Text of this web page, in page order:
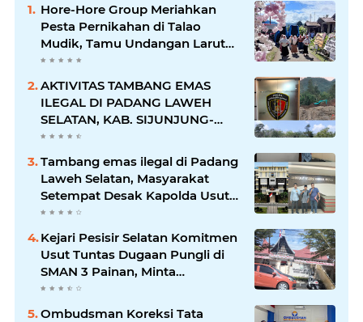
Hore-Hore Group Meriahkan
Pesta Pernikahan di Talao
Mudik, Tamu Undangan Larut
dalam Suasana Penuh
AKTIVITAS TAMBANG EMAS
ILEGAL DI PADANG LAWEH
SELATAN, KAB. SIJUNJUNG-
SUMBAR SEMAKIN
MERAJALELA
Tambang emas ilegal di Padang
Laweh Selatan, Masyarakat
Setempat Desak Kapolda Usut
Tuntas
Kejari Pesisir Selatan Komitmen
Usut Tuntas Dugaan Pungli di
SMAN 3 Painan, Minta
Inspektorat Sumbar Lakukan
Pemeriksaan
Ombudsman Koreksi Tata